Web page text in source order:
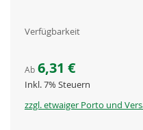
Verfügbarkeit
Ab 6,31 €
Inkl. 7% Steuern
zzgl. etwaiger Porto und